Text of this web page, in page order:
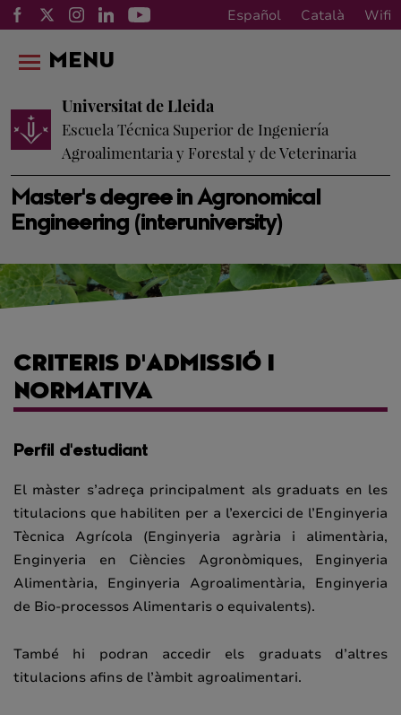
Español Català Wifi
Master's degree in Agronomical
Engineering (interuniversity)
Universitat de Lleida
Escuela Técnica Superior de Ingeniería
Agroalimentaria y Forestal y de Veterinaria
MENU
CRITERIS D'ADMISSIÓ I
NORMATIVA
Perfil d'estudiant
El màster s’adreça principalment als graduats en les
titulacions que habiliten per a l’exercici de l’Enginyeria
Tècnica Agrícola (Enginyeria agrària i alimentària,
Enginyeria en Ciències Agronòmiques, Enginyeria
Alimentària, Enginyeria Agroalimentària, Enginyeria
de Bio-processos Alimentaris o equivalents).
També hi podran accedir els graduats d’altres
titulacions afins de l’àmbit agroalimentari.